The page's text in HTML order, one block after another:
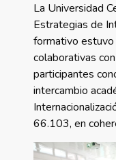
La Universidad
Estrategias de
formativo estuvo
colaborativas
participantes
intercambio
66.103, en